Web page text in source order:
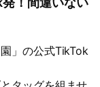
」の公式TikTok